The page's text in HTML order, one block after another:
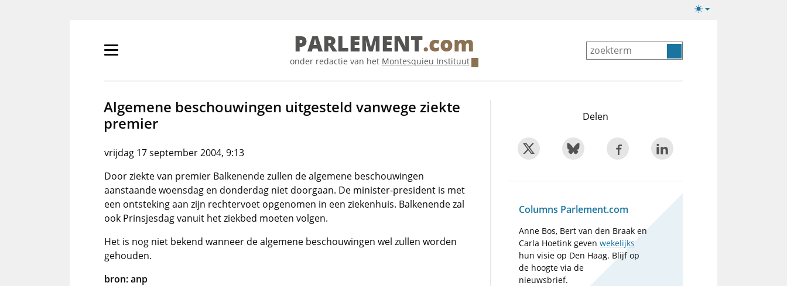
Lichte/donkere
Primair
tonen/verbergen
PARLEMENT.com
onder redactie van het Montesquieu Instituut
Algemene beschouwingen uitgesteld vanwege ziekte
premier
vrijdag 17 september 2004, 9:13
Door ziekte van premier Balkenende zullen de algemene beschouwingen
aanstaande woensdag en donderdag niet doorgaan. De minister-president is met
een ontsteking aan zijn rechtervoet opgenomen in een ziekenhuis. Balkenende zal
ook Prinsjesdag vanuit het ziekbed moeten volgen.
Het is nog niet bekend wanneer de algemene beschouwingen wel zullen worden
gehouden.
bron: anp
Delen
Columns Parlement.com
Anne Bos, Bert van den Braak en
Carla Hoetink gevenwekelijks
hun visie op Den Haag. Blijf op
de hoogte via de
nieuwsbrief.